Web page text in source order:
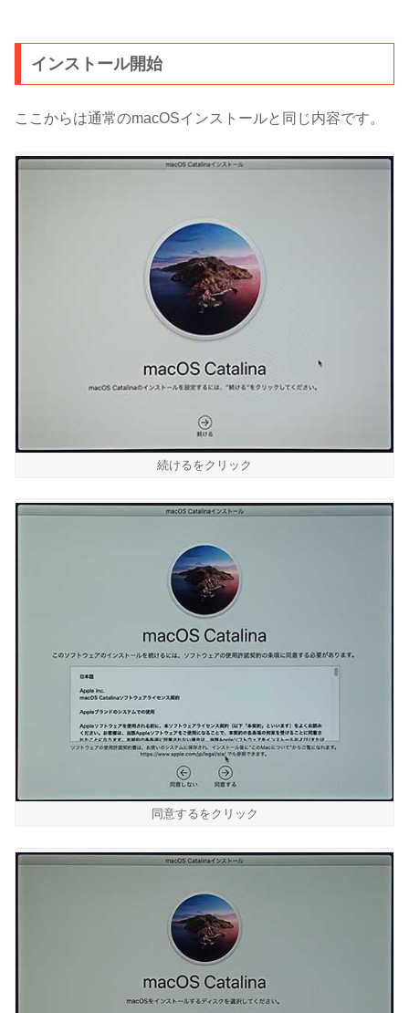
インストール開始
ここからは通常のmacOSインストールと同じ内容です。
続けるをクリック
同意するをクリック